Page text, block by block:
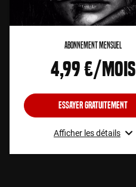
Abonnement Mensuel
4,99 €/mois
Essayer gratuitement
Afficher les détails